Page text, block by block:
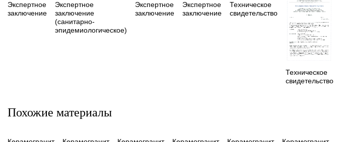
Экспертное
заключение
Экспертное
заключение
(санитарно-
эпидемиологическое)
Экспертное
заключение
Экспертное
заключение
Техническое
свидетельство
Техническое
свидетельство
Похожие материалы